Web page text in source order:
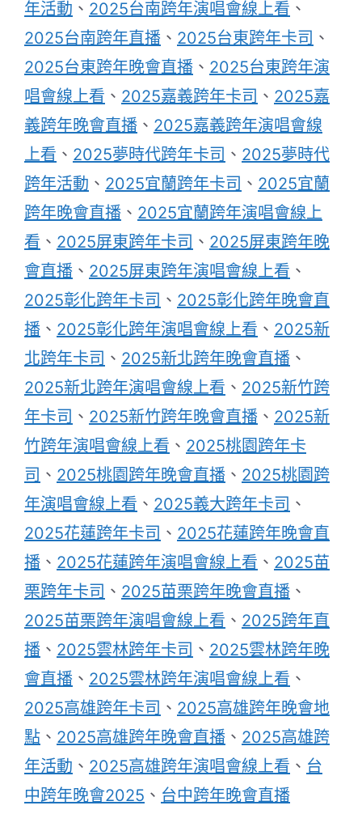
年活動 、 2025台南跨年演唱會線上看 、
2025台南跨年直播 、 2025台東跨年卡司 、
2025台東跨年晚會直播 、 2025台東跨年演
唱會線上看 、 2025嘉義跨年卡司 、 2025嘉
義跨年晚會直播 、 2025嘉義跨年演唱會線
上看 、 2025夢時代跨年卡司 、 2025夢時代
跨年活動 、 2025宜蘭跨年卡司 、 2025宜蘭
跨年晚會直播 、 2025宜蘭跨年演唱會線上
看 、 2025屏東跨年卡司 、 2025屏東跨年晚
會直播 、 2025屏東跨年演唱會線上看 、
2025彰化跨年卡司 、 2025彰化跨年晚會直
播 、 2025彰化跨年演唱會線上看 、 2025新
北跨年卡司 、 2025新北跨年晚會直播 、
2025新北跨年演唱會線上看 、 2025新竹跨
年卡司 、 2025新竹跨年晚會直播 、 2025新
竹跨年演唱會線上看 、 2025桃園跨年卡
司 、 2025桃園跨年晚會直播 、 2025桃園跨
年演唱會線上看 、 2025義大跨年卡司 、
2025花蓮跨年卡司 、 2025花蓮跨年晚會直
播 、 2025花蓮跨年演唱會線上看 、 2025苗
栗跨年卡司 、 2025苗栗跨年晚會直播 、
2025苗栗跨年演唱會線上看 、 2025跨年直
播 、 2025雲林跨年卡司 、 2025雲林跨年晚
會直播 、 2025雲林跨年演唱會線上看 、
2025高雄跨年卡司 、 2025高雄跨年晚會地
點 、 2025高雄跨年晚會直播 、 2025高雄跨
年活動 、 2025高雄跨年演唱會線上看 、 台
中跨年晚會2025 、 台中跨年晚會直播